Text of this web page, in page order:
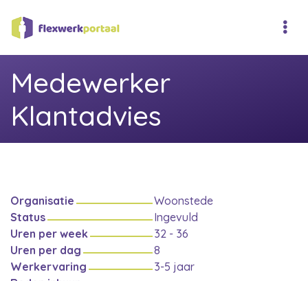
Medewerker
Klantadvies
Organisatie
Woonstede
Status
Ingevuld
Uren per week
32 - 36
Uren per dag
8
Werkervaring
3-5 jaar